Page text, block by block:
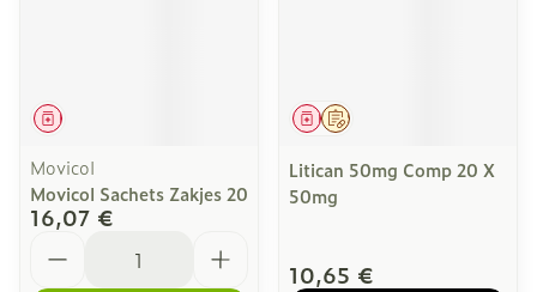
Médicament
Movicol
Movicol Sachets Zakjes 20
16,07 €
Sur prescription
Médicament
Litican 50mg Comp 20 X
50mg
10,65 €